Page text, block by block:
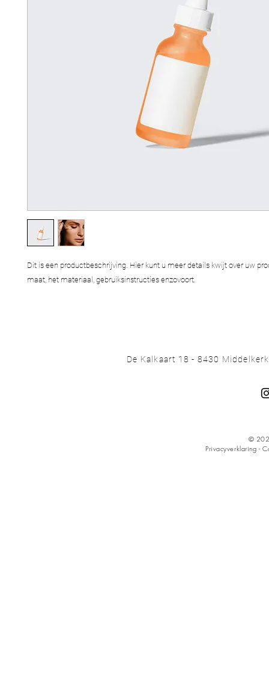
Dit is een productbeschrijving. Hier kunt u meer details kwijt over uw
maat, het materiaal, gebruiksinstructies enzovoort.
De Kalkaart 18 - 8430
©
Privacyverklaring -